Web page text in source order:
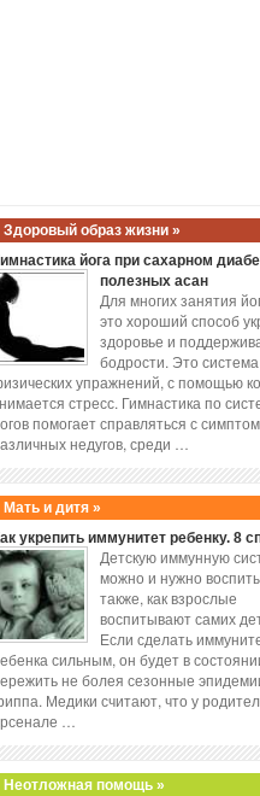
Здоровый образ жизни »
йога при сахарном
полезных асан
Для многих занятия
это хороший способ
здоровье и
бодрости. Это система
упражнений, с помощью
стресс. Гимнастика по
помогает справляться с
недугов, среди …
Мать и дитя »
укрепить иммунитет ребенку. 8
Детскую иммунную
можно и нужно
также, как взрослые
воспитывают самих
Если сделать
сильным, он будет в
не болея сезонные
Медики считают, что у
…
Неотложная помощь »